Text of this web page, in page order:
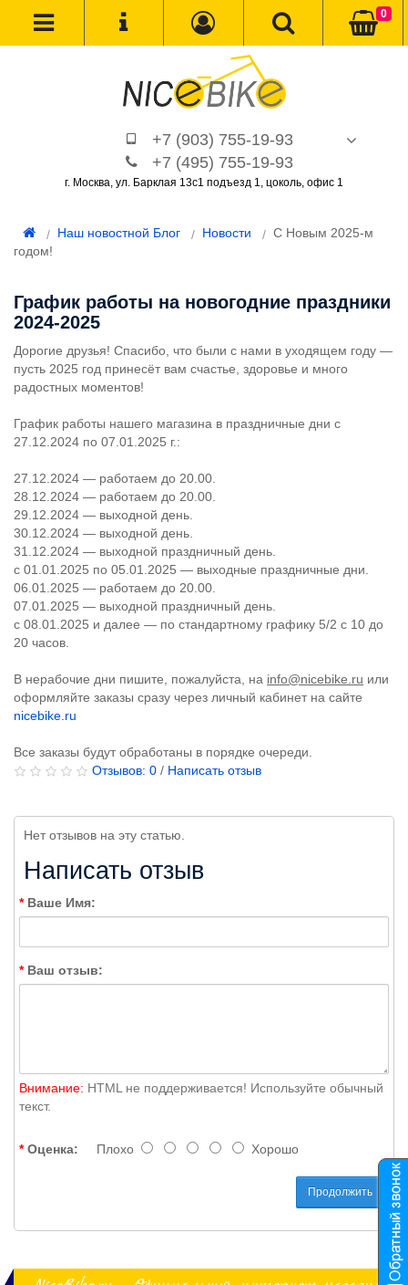
+7 (903) 755-19-93
+7 (495) 755-19-93
г. Москва, ул. Барклая 13с1 подъезд 1, цоколь, офис 1
0
Наш новостной Блог Новости
С Новым 2025-м
годом!
График работы на новогодние праздники
2024-2025
Дорогие друзья! Спасибо, что были с нами в уходящем году —
пусть 2025 год принесёт вам счастье, здоровье и много
радостных моментов!
График работы нашего магазина в праздничные дни с
27.12.2024 по 07.01.2025 г.:
27.12.2024 — работаем до 20.00.
28.12.2024 — работаем до 20.00.
29.12.2024 — выходной день.
30.12.2024 — выходной день.
31.12.2024 — выходной праздничный день.
с 01.01.2025 по 05.01.2025 — выходные праздничные дни.
06.01.2025 — работаем до 20.00.
07.01.2025 — выходной праздничный день.
с 08.01.2025 и далее — по стандартному графику 5/2 с 10 до
20 часов.
В нерабочие дни пишите, пожалуйста, на info@nicebike.ru или
оформляйте заказы сразу через личный кабинет на сайте
nicebike.ru
Все заказы будут обработаны в порядке очереди.
Отзывов: 0/ Написать отзыв
Нет отзывов на эту статью.
Написать отзыв
Ваше Имя:
Ваш отзыв:
Внимание: HTML не поддерживается! Используйте обычный
текст.
Оценка: Плохо Хорошо
Продолжить